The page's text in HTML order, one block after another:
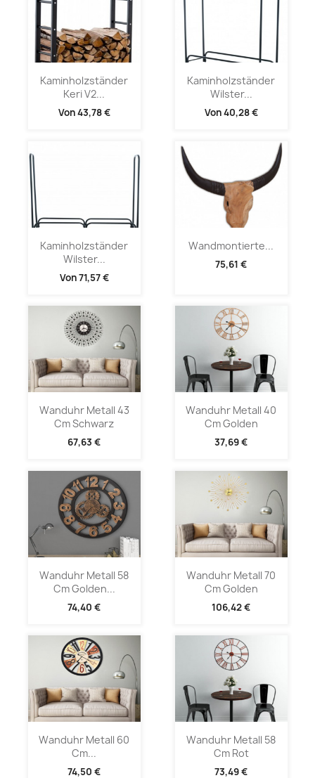
Kaminholzständer
Keri V2...
Von43,78 €
Kaminholzständer
Wilster...
Von40,28 €
Kaminholzständer
Wilster...
Von71,57 €
Wandmontierte...
75,61 €
Wanduhr Metall 43
Cm Schwarz
67,63 €
Wanduhr Metall 40
Cm Golden
37,69 €
Wanduhr Metall 58
Cm Golden...
74,40 €
Wanduhr Metall 70
Cm Golden
106,42 €
Wanduhr Metall 60
Cm...
74,50 €
Wanduhr Metall 58
Cm Rot
73,49 €